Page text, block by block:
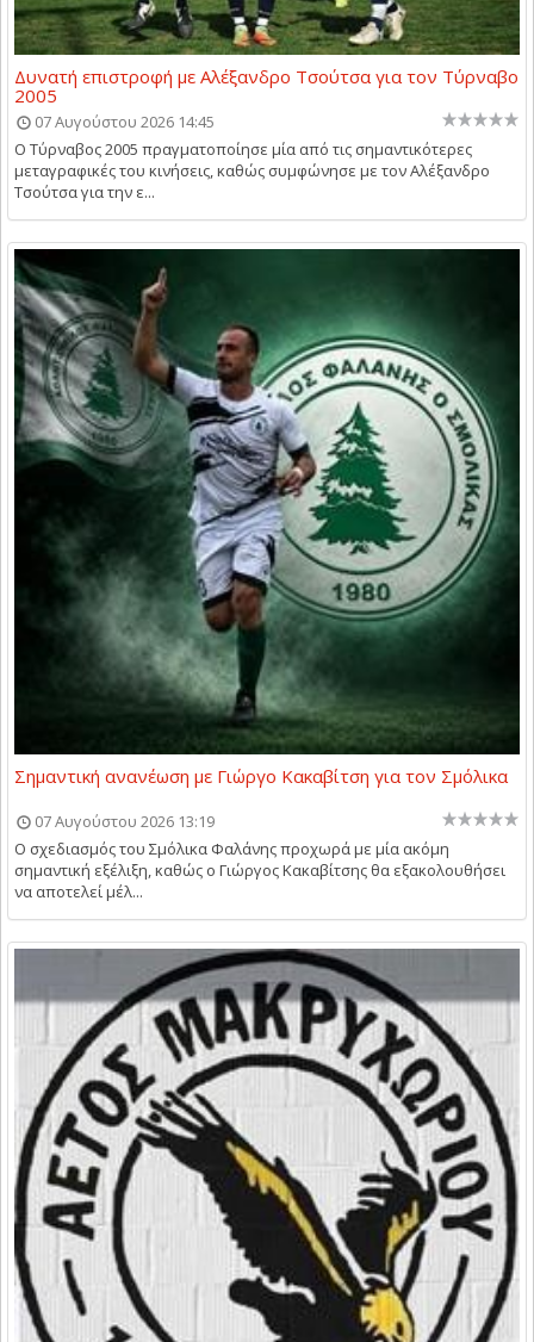
Δυνατή επιστροφή με Αλέξανδρο Τσούτσα για τον Τύρναβο
2005
07 Αυγούστου 2026 14:45
Ο Τύρναβος 2005 πραγματοποίησε μία από τις σημαντικότερες
μεταγραφικές του κινήσεις, καθώς συμφώνησε με τον Αλέξανδρο
Τσούτσα για την ε...
Σημαντική ανανέωση με Γιώργο Κακαβίτση για τον Σμόλικα
07 Αυγούστου 2026 13:19
Ο σχεδιασμός του Σμόλικα Φαλάνης προχωρά με μία ακόμη
σημαντική εξέλιξη, καθώς ο Γιώργος Κακαβίτσης θα εξακολουθήσει
να αποτελεί μέλ...